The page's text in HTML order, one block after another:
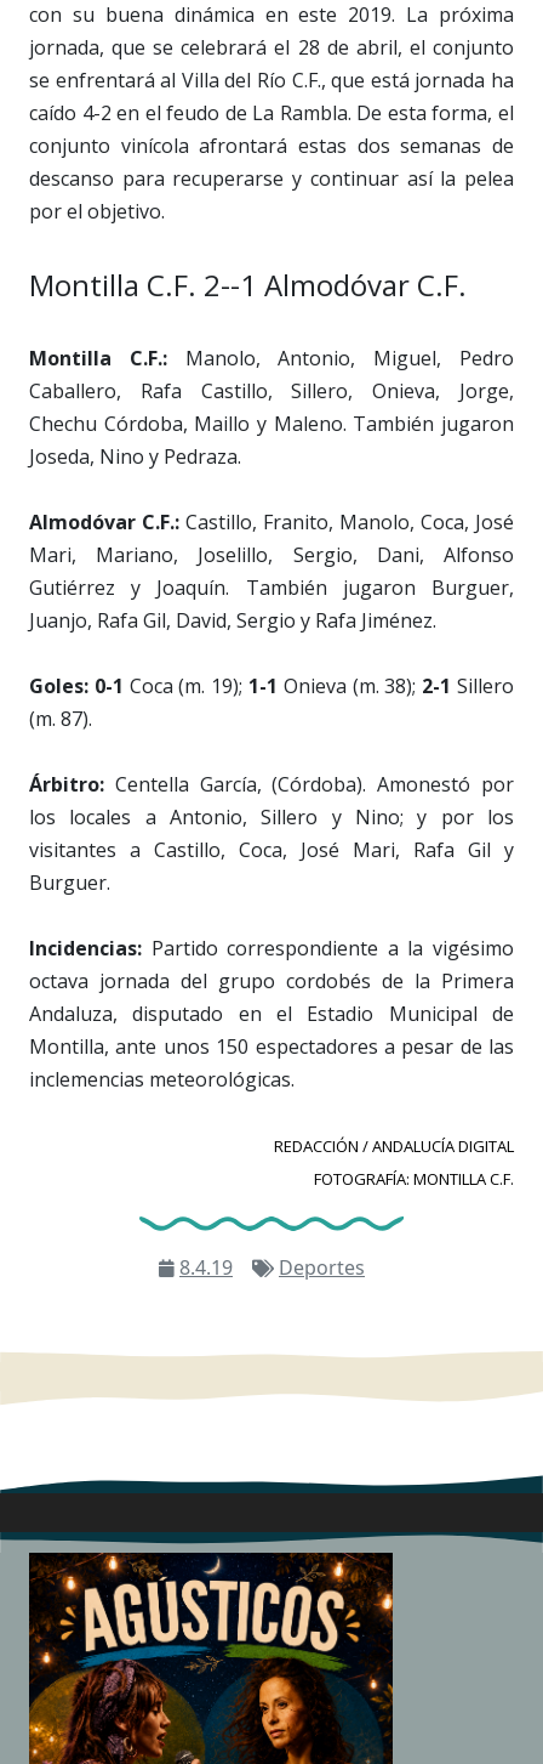
con su buena dinámica en este 2019. La próxima
jornada, que se celebrará el 28 de abril, el conjunto
se enfrentará al Villa del Río C.F., que está jornada ha
caído 4-2 en el feudo de La Rambla. De esta forma, el
conjunto vinícola afrontará estas dos semanas de
descanso para recuperarse y continuar así la pelea
por el objetivo.
Montilla C.F. 2--1 Almodóvar C.F.
Montilla C.F.:Manolo, Antonio, Miguel, Pedro
Caballero, Rafa Castillo, Sillero, Onieva, Jorge,
Chechu Córdoba, Maillo y Maleno. También jugaron
Joseda, Nino y Pedraza.
Almodóvar C.F.: Castillo, Franito, Manolo, Coca, José
Mari, Mariano, Joselillo, Sergio, Dani, Alfonso
Gutiérrez y Joaquín. También jugaron Burguer,
Juanjo, Rafa Gil, David, Sergio y Rafa Jiménez.
Goles: 0-1 Coca (m. 19); 1-1 Onieva (m. 38); 2-1 Sillero
(m. 87).
Árbitro: Centella García, (Córdoba). Amonestó por
los locales a Antonio, Sillero y Nino; y por los
visitantes a Castillo, Coca, José Mari, Rafa Gil y
Burguer.
Incidencias: Partido correspondiente a la vigésimo
octava jornada del grupo cordobés de la Primera
Andaluza, disputado en el Estadio Municipal de
Montilla, ante unos 150 espectadores a pesar de las
inclemencias meteorológicas.
REDACCIÓN / ANDALUCÍA DIGITAL
FOTOGRAFÍA: MONTILLA C.F.
8.4.19 Deportes